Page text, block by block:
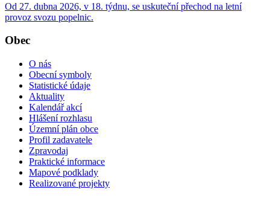
Od 27. dubna 2026, v 18. týdnu, se uskuteční přechod na letní
provoz svozu popelnic.
Obec
O nás
Obecní symboly
Statistické údaje
Aktuality
Kalendář akcí
Hlášení rozhlasu
Územní plán obce
Profil zadavatele
Zpravodaj
Praktické informace
Mapové podklady
Realizované projekty